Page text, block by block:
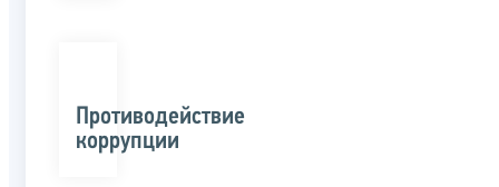
Противодействие
коррупции